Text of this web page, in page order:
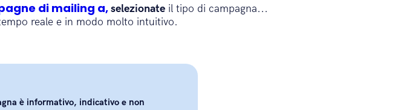
di mailing a,selezionate il tipo di campagna...
reale e in modo molto intuitivo.
è informativo, indicativo e non